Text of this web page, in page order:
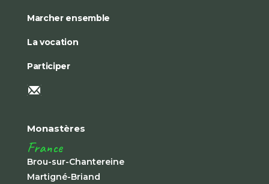
Marcher ensemble
La vocation
Participer
Monastères
France
Brou-sur-Chantereine
Martigné-Briand